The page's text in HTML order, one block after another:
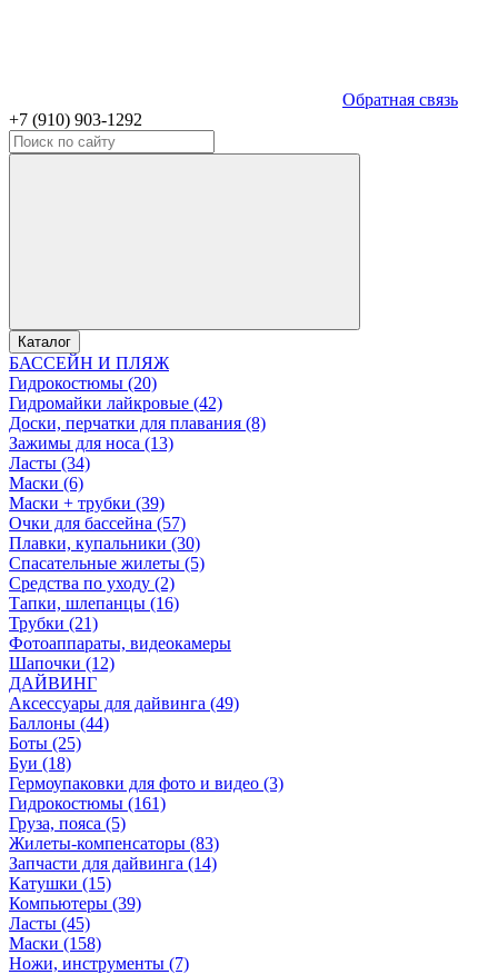
Обратная связь
+7 (910) 903-1292
Каталог
БАССЕЙН И ПЛЯЖ
Гидрокостюмы (20)
Гидромайки лайкровые (42)
Доски, перчатки для плавания (8)
Зажимы для носа (13)
Ласты (34)
Маски (6)
Маски + трубки (39)
Очки для бассейна (57)
Плавки, купальники (30)
Спасательные жилеты (5)
Средства по уходу (2)
Тапки, шлепанцы (16)
Трубки (21)
Фотоаппараты, видеокамеры
Шапочки (12)
ДАЙВИНГ
Аксессуары для дайвинга (49)
Баллоны (44)
Боты (25)
Буи (18)
Гермоупаковки для фото и видео (3)
Гидрокостюмы (161)
Груза, пояса (5)
Жилеты-компенсаторы (83)
Запчасти для дайвинга (14)
Катушки (15)
Компьютеры (39)
Ласты (45)
Маски (158)
Ножи, инструменты (7)